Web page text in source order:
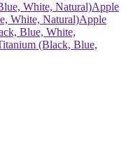
White, Natural)Apple
White, Natural)Apple
Blue, White,
(Black, Blue,